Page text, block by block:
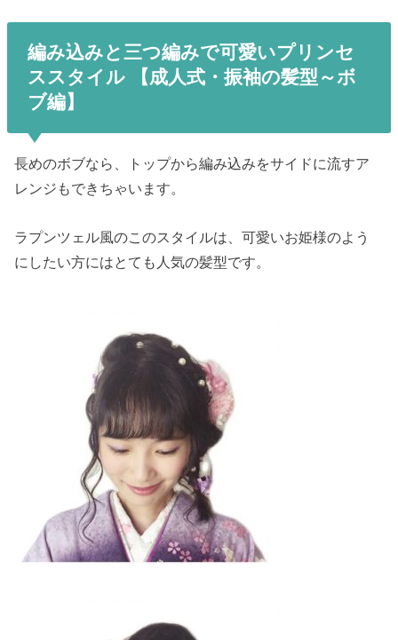
編み込みと三つ編みで可愛いプリンセ
ススタイル【成人式・振袖の髪型～ボ
ブ編】
長めのボブなら、トップから編み込みをサイドに流すア
レンジもできちゃいます。
ラプンツェル風のこのスタイルは、可愛いお姫様のよう
にしたい方にはとても人気の髪型です。